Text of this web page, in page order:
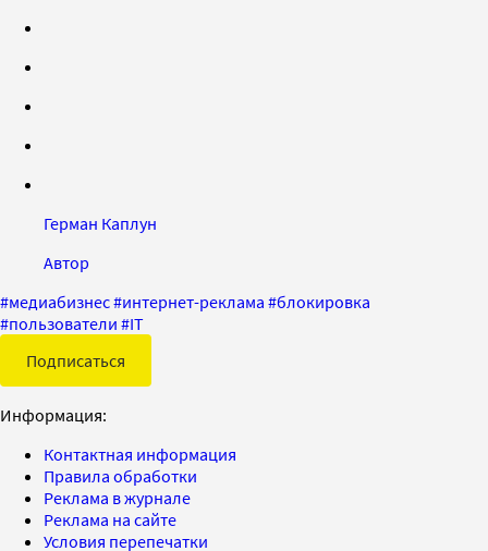
Герман Каплун
Автор
#медиабизнес#интернет-реклама #блокировка
#пользователи #IT
Подписаться
Информация:
Контактная информация
Правила обработки
Реклама в журнале
Реклама на сайте
Условия перепечатки